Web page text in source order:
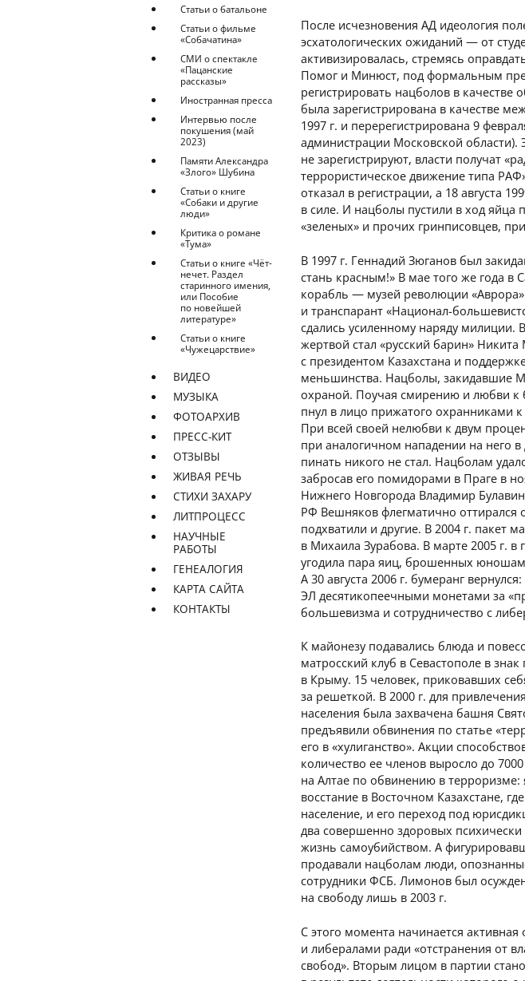
Статьи о батальоне
Статьи о фильме
«Собачатина»
СМИ о спектакле
«Пацанские
рассказы»
Иностранная пресса
Интервью после
покушения (май
2023)
Памяти Александра
«Злого» Шубина
Статьи о книге
«Собаки и другие
люди»
Критика о романе
«Тума»
Статьи о книге «Чёт-
нечет. Раздел
старинного имения,
или Пособие
по новейшей
литературе»
Статьи о книге
«Чужецарствие»
ВИДЕО
МУЗЫКА
ФОТОАРХИВ
ПРЕСС-КИТ
ОТЗЫВЫ
ЖИВАЯ РЕЧЬ
СТИХИ ЗАХАРУ
ЛИТПРОЦЕСС
НАУЧНЫЕ
РАБОТЫ
ГЕНЕАЛОГИЯ
КАРТА САЙТА
КОНТАКТЫ
После исчезновения АД идеология
эсхатологических ожиданий — от
активизировалась, стремясь
Помог и Минюст, под формальным
регистрировать нацболов в
была зарегистрирована в качестве
1997 г. и перерегистрирована 9
администрации Московской
не зарегистрируют, власти получат
террористическое движение типа
отказал в регистрации, а 18 августа
в силе. И нацболы пустили в ход яйца
«зеленых» и прочих гринписовцев,
В 1997 г. Геннадий Зюганов был
стань красным!» В мае того же года в
корабль — музей революции
и транспарант «Национал-
сдались усиленному наряду милиции.
жертвой стал «русский барин»
с президентом Казахстана и
меньшинства. Нацболы, закидавшие
охраной. Поучая смирению и любви к
пнул в лицо прижатого охранниками
При всей своей нелюбви к двум
при аналогичном нападении на него
пинать никого не стал. Нацболам
забросав его помидорами в Праге в
Нижнего Новгорода Владимир
РФ Вешняков флегматично оттирался
подхватили и другие. В 2004 г. пакет
в Михаила Зурабова. В марте 2005 г.
угодила пара яиц, брошенных
А 30 августа 2006 г. бумеранг
ЭЛ десятикопеечными монетами за
большевизма и сотрудничество с
К майонезу подавались блюда и
матросский клуб в Севастополе в
в Крыму. 15 человек, приковавших
за решеткой. В 2000 г. для
населения была захвачена башня
предъявили обвинения по статье
его в «хулиганство». Акции
количество ее членов выросло до
на Алтае по обвинению в
восстание в Восточном Казахстане,
население, и его переход под
два совершенно здоровых
жизнь самоубийством. А
продавали нацболам люди,
сотрудники ФСБ. Лимонов был
на свободу лишь в 2003 г.
С этого момента начинается
и либералами ради «отстранения от
свобод». Вторым лицом в партии